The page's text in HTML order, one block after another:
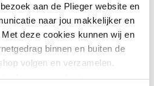
aan de Plieger website en
naar jou makkelijker en
deze cookies kunnen wij en
binnen en buiten de
volgen en verzamelen.
onze website, app,
Nee
Ja
Nee